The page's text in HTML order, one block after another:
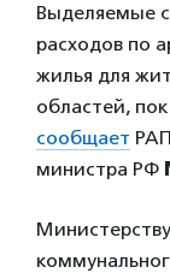
Выделяемые
расходов по
жилья для
областей,
сообщает
министра РФ